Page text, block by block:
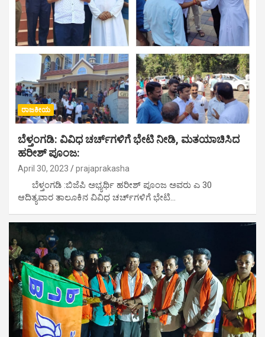
ರಾಜಕೀಯ
ಬೆಳ್ತಂಗಡಿ: ವಿವಿಧ ಚರ್ಚ್‌ಗಳಿಗೆ ಭೇಟಿ ನೀಡಿ, ಮತಯಾಚಿಸಿದ
ಹರೀಶ್‌ ಪೂಂಜ:
April 30, 2023 prajaprakasha
ಬೆಳ್ತಂಗಡಿ :ಬಿಜೆಪಿ ಅಭ್ಯರ್ಥಿ ಹರೀಶ್‌ ಪೂಂಜ ಅವರು ಎ 30
ಆದಿತ್ಯವಾರ ತಾಲೂಕಿನ ವಿವಿಧ ಚರ್ಚ್‌ಗಳಿಗೆ ಭೇಟಿ…